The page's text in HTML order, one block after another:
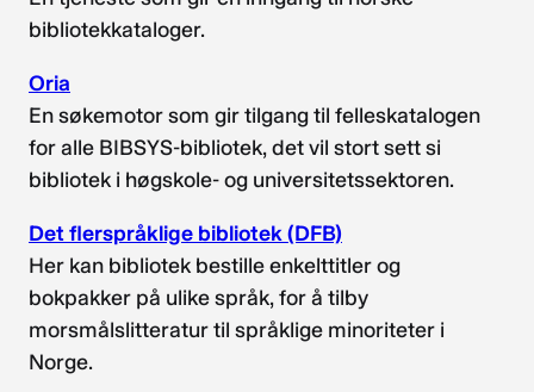
bibliotekkataloger.
Oria
En søkemotor som gir tilgang til felleskatalogen
for alle BIBSYS-bibliotek, det vil stort sett si
bibliotek i høgskole- og universitetssektoren.
Det flerspråklige bibliotek (DFB)
Her kan bibliotek bestille enkelttitler og
bokpakker på ulike språk, for å tilby
morsmålslitteratur til språklige minoriteter i
Norge.